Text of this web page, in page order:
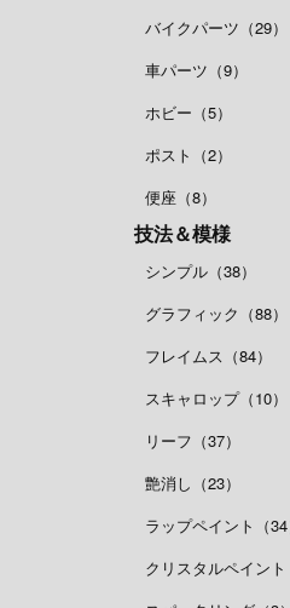
バイクパーツ（29）
車パーツ（9）
ホビー（5）
ポスト（2）
便座（8）
技法＆模様
シンプル（38）
グラフィック（88）
フレイムス（84）
スキャロップ（10）
リーフ（37）
艶消し（23）
ラップペイント（34
クリスタルペイント